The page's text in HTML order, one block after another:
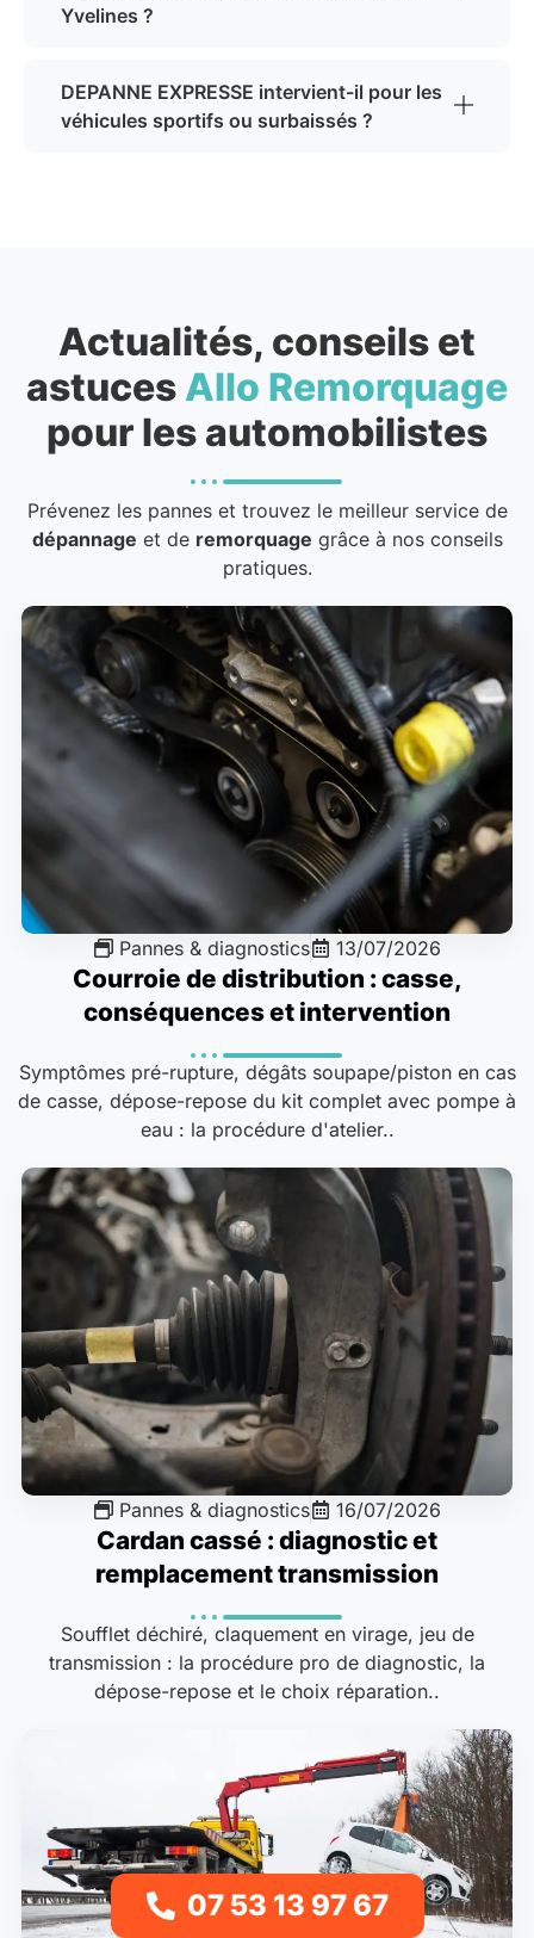
Yvelines ?
DEPANNE EXPRESSE intervient-il pour les
véhicules sportifs ou surbaissés ?
Actualités, conseils et
astuces Allo Remorquage
pour les automobilistes
Prévenez les pannes et trouvez le meilleur service de
dépannage et de remorquage grâce à nos conseils
pratiques.
Pannes & diagnostics 13/07/2026
Courroie de distribution : casse,
conséquences et intervention
Symptômes pré-rupture, dégâts soupape/piston en cas
de casse, dépose-repose du kit complet avec pompe à
eau : la procédure d'atelier..
Pannes & diagnostics 16/07/2026
Cardan cassé : diagnostic et
remplacement transmission
Soufflet déchiré, claquement en virage, jeu de
transmission : la procédure pro de diagnostic, la
dépose-repose et le choix réparation..
07 53 13 97 67